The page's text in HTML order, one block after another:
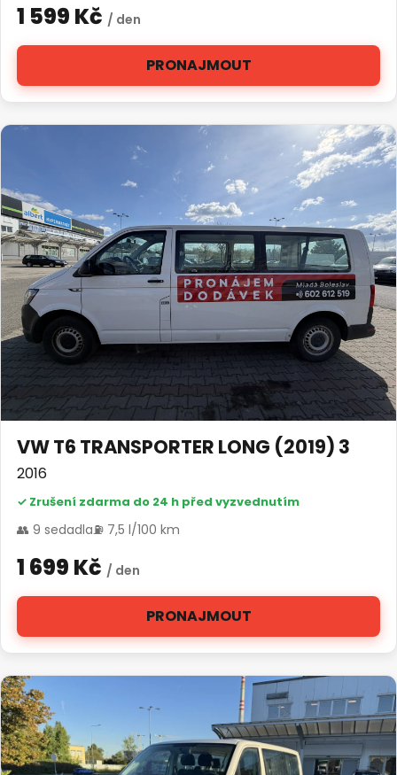
1 599 Kč / den
PRONAJMOUT
VW T6 TRANSPORTER LONG (2019) 3
2016
✓ Zrušení zdarma do 24 h před vyzvednutím
👥 9 sedadla⛽ 7,5 l/100 km
1 699 Kč / den
PRONAJMOUT